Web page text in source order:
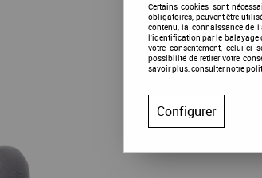
Certains cookies sont
obligatoires, peuvent être
contenu, la connaissance de
l'identification par le balayage
votre consentement, celui-ci
possibilité de retirer votre
savoir plus, consulter notre
Configurer